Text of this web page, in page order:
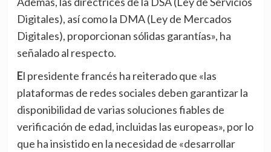
Digitales), así como la DMA (Ley de Mercados
Digitales), proporcionan sólidas garantías», ha
señalado al respecto.
El presidente francés ha reiterado que «las
plataformas de redes sociales deben garantizar la
disponibilidad de varias soluciones fiables de
verificación de edad, incluidas las europeas», por lo
que ha insistido en la necesidad de «desarrollar